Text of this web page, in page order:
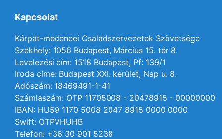
Kapcsolat
Kárpát-medencei Családszervezetek Szövetsége
Székhely: 1056 Budapest, Március 15. tér 8.
Levelezési cím: 1518 Budapest, Pf: 139/1
Iroda címe: Budapest XXI. kerület, Nap u. 8.
Adószám: 18469491-1-41
Számlaszám: OTP 11705008 - 20478915 - 00000000
IBAN: HU59 1170 5008 2047 8915 0000 0000
Swift: OTPVHUHB
Telefon: +36 30 901 5238